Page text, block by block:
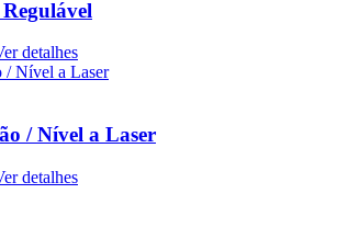
detalhes
/ Nível a Laser
detalhes